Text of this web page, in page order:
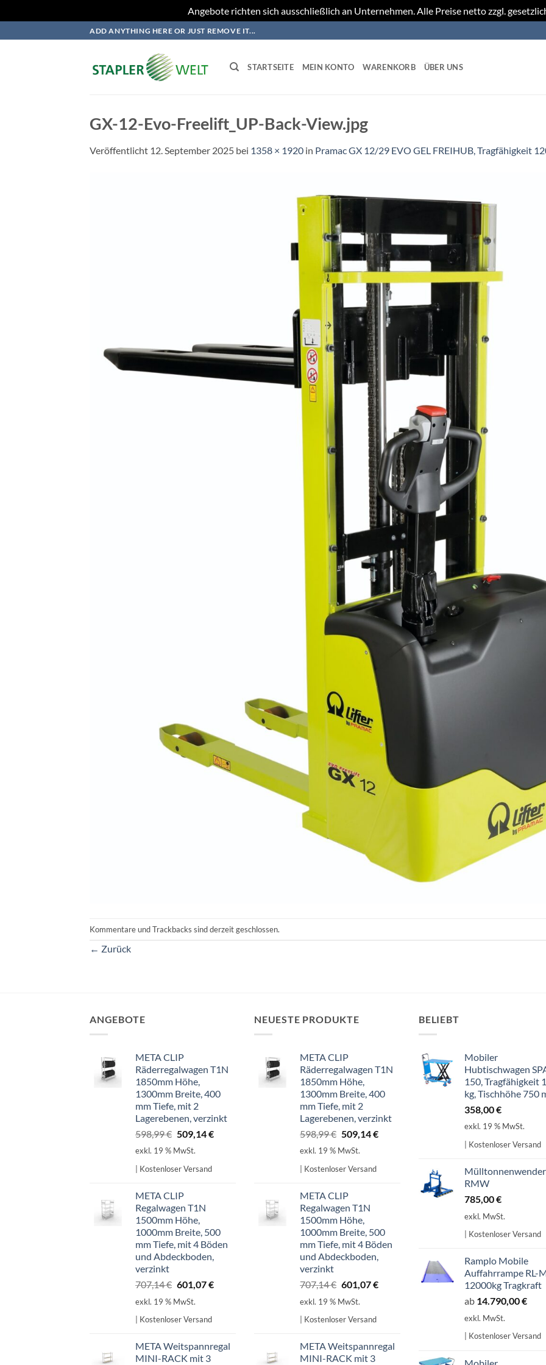
Angebote richten sich ausschließlich an Unternehmen. Alle Preise netto zzgl.
Inhalt
ADD ANYTHING HERE OR JUST REMOVE IT...
STARTSEITE MEIN KONTO WARENKORB ÜBER UNS
GX-12-Evo-Freelift_UP-Back-View.jpg
Veröffentlicht 12. September 2025 bei 1358 × 1920 in Pramac GX 12/29 EVO GEL FREIHUB, Tragfähigkeit
Kommentare und Trackbacks sind derzeit geschlossen.
← Zurück
ANGEBOTE
META CLIP
Räderregalwagen T1N
1850mm Höhe,
1300mm Breite, 400
mm Tiefe, mit 2
Lagerebenen, verzinkt
598,99€ Ursprünglicher
Preis
598,99 €
509,14€Aktueller
exkl. 19 % MwSt.
| Kostenloser Versand
META CLIP
Regalwagen T1N
1500mm Höhe,
1000mm Breite, 500
mm Tiefe, mit 4 Böden
und Abdeckboden,
verzinkt
707,14€ Ursprünglicher
Preis
707,14 €
601,07€Aktueller
exkl. 19 % MwSt.
| Kostenloser Versand
META Weitspannregal
MINI-RACK mit 3
NEUESTE PRODUKTE
META CLIP
Räderregalwagen T1N
1850mm Höhe,
1300mm Breite, 400
mm Tiefe, mit 2
Lagerebenen, verzinkt
598,99€ Ursprünglicher
Preis
598,99 €
509,14€Aktueller
exkl. 19 % MwSt.
| Kostenloser Versand
META CLIP
Regalwagen T1N
1500mm Höhe,
1000mm Breite, 500
mm Tiefe, mit 4 Böden
und Abdeckboden,
verzinkt
707,14€ Ursprünglicher
Preis
707,14 €
601,07€Aktueller
exkl. 19 % MwSt.
| Kostenloser Versand
META Weitspannregal
MINI-RACK mit 3
BELIEBT
Mobiler
Hubtischwagen
150, Tragfähigkeit
kg, Tischhöhe 750
358,00€
exkl. 19 % MwSt.
| Kostenloser Versand
RMW
785,00€
exkl. MwSt.
| Kostenloser Versand
Ramplo Mobile
Auffahrrampe RL-
12000kg Tragkraft
ab 14.790,00€
exkl. MwSt.
| Kostenloser Versand
Mobiler